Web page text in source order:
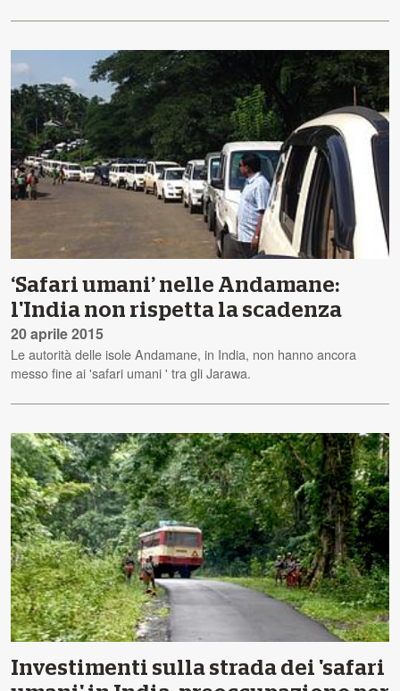
‘Safari umani’ nelle Andamane:
l'India non rispetta la scadenza
20 aprile 2015
Le autorità delle isole Andamane, in India, non hanno ancora
messo fine ai 'safari umani ' tra gli Jarawa.
Investimenti sulla strada dei 'safari